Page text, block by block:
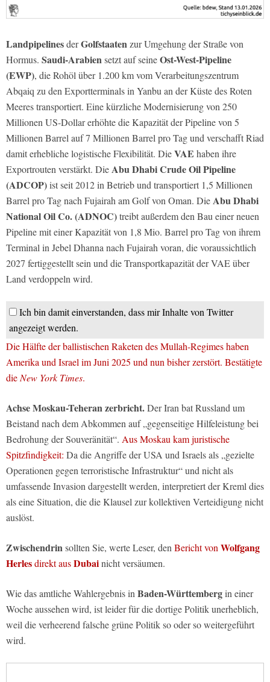
LandpipelinesderGolfstaatenzur Umgehung der Straße von
Hormus. Saudi-Arabiensetzt auf seineOst-West-Pipeline
(EWP), die Rohöl über 1.200 km vom Verarbeitungszentrum
Abqaiq zu den Exportterminals in Yanbu an der Küste des Roten
Meeres transportiert. Eine kürzliche Modernisierung von 250
Millionen US-Dollar erhöhte die Kapazität der Pipeline von 5
Millionen Barrel auf 7 Millionen Barrel pro Tag und verschafft Riad
damit erhebliche logistische Flexibilität. DieVAE haben ihre
Exportrouten verstärkt. DieAbu Dhabi Crude Oil Pipeline
(ADCOP)ist seit 2012 in Betrieb und transportiert 1,5 Millionen
Barrel pro Tag nach Fujairah am Golf von Oman. DieAbu Dhabi
National Oil Co. (ADNOC)treibt außerdem den Bau einer neuen
Pipeline mit einer Kapazität von 1,8 Mio. Barrel pro Tag von ihrem
Terminal in Jebel Dhanna nach Fujairah voran, die voraussichtlich
2027 fertiggestellt sein und die Transportkapazität der VAE über
Land verdoppeln wird.
Ich bin damit einverstanden, dass mir Inhalte von Twitter
angezeigt werden.
Die Hälfte der ballistischen Raketen des Mullah-Regimes haben
Amerika und Israel im Juni 2025 und nun bisher zerstört. Bestätigte
dieNew York Times.
Achse Moskau-Teheran zerbricht.Der Iran bat Russland um
Beistand nach dem Abkommen auf „gegenseitige Hilfeleistung bei
Bedrohung der Souveränität“. Aus Moskau kam juristische
Spitzfindigkeit: Da die Angriffe der USA und Israels als „gezielte
Operationen gegen terroristische Infrastruktur“ und nicht als
umfassende Invasion dargestellt werden, interpretiert der Kreml dies
als eine Situation, die die Klausel zur kollektiven Verteidigung nicht
auslöst.
Zwischendrinsollten Sie, werte Leser, denBericht vonWolfgang
Herlesdirekt ausDubainicht versäumen.
Wie das amtliche Wahlergebnis inBaden-Württembergin einer
Woche aussehen wird, ist leider für die dortige Politik unerheblich,
weil die verheerend falsche grüne Politik so oder so weitergeführt
wird.